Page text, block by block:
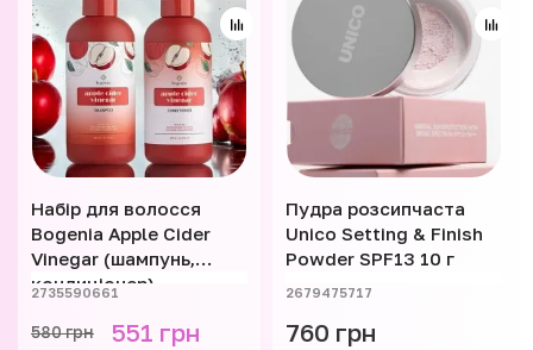
Набір для волосся
Bogenia Apple Cider
Vinegar (шампунь,
кондиціонер)
2735590661
580 грн 551 грн
Пудра розсипчаста
Unico Setting & Finish
Powder SPF13 10 г
2679475717
760 грн